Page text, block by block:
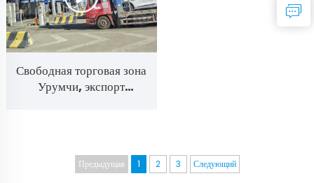
Свободная торговая зона
Урумчи, экспорт
Предыдущая 1 2 3 Следующий